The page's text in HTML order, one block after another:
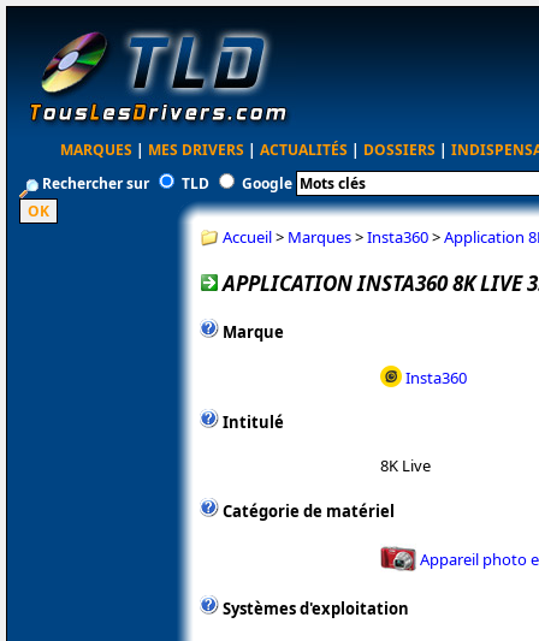
MARQUES | MES DRIVERS | ACTUALITÉS | DOSSIERS |
Rechercher sur
TLD Google
Accueil> Marques>Insta360>Application
APPLICATION INSTA360 8K LIVE
Marque
Insta360
Intitulé
8K Live
Catégorie de matériel
Appareil photo
Systèmes d'exploitation